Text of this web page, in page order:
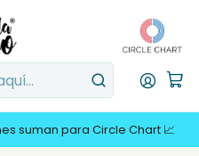
suman para Circle Chart 📈